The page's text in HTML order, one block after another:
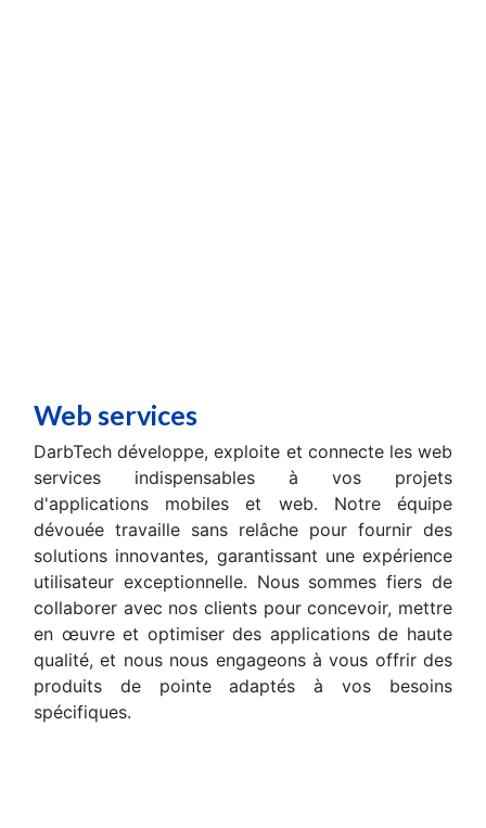
Web services
DarbTech développe, exploite et connecte les web
services indispensables à vos projets
d'applications mobiles et web. Notre équipe
dévouée travaille sans relâche pour fournir des
solutions innovantes, garantissant une expérience
utilisateur exceptionnelle. Nous sommes fiers de
collaborer avec nos clients pour concevoir, mettre
en œuvre et optimiser des applications de haute
qualité, et nous nous engageons à vous offrir des
produits de pointe adaptés à vos besoins
spécifiques.